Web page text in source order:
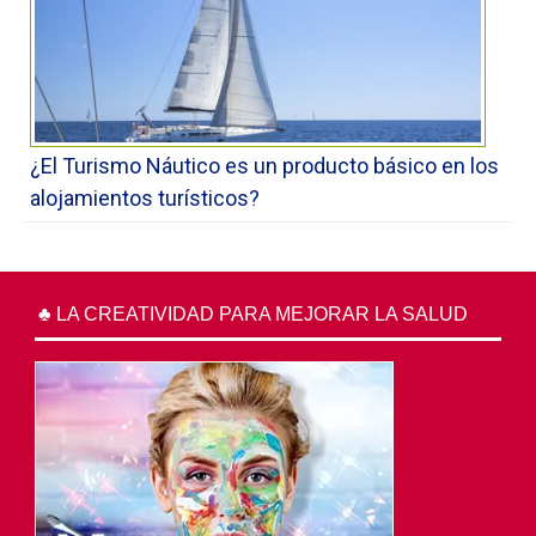
¿El Turismo Náutico es un producto básico en los
alojamientos turísticos?
♣ LA CREATIVIDAD PARA MEJORAR LA SALUD